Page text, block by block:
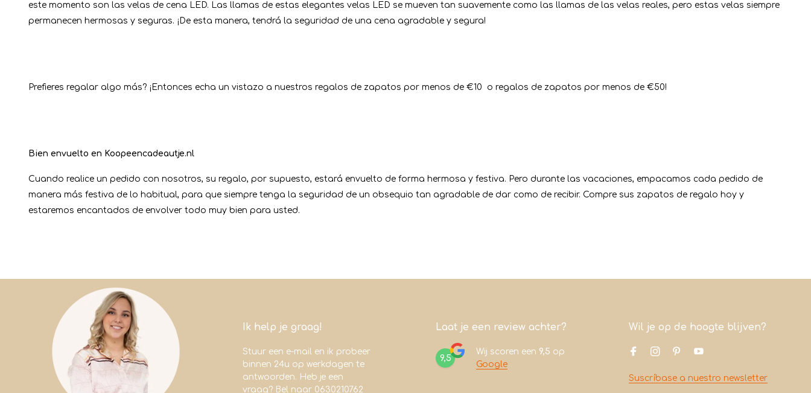
este momento son las velas de cena LED. Las llamas de estas elegantes velas LED se mueven tan suavemente como las llamas de las velas reales, pero estas velas siempre
permanecen hermosas y seguras. ¡De esta manera, tendrá la seguridad de una cena agradable y segura!
Prefieres regalar algo más? ¡Entonces echa un vistazo a nuestros regalos de zapatos por menos de €10 o regalos de zapatos por menos de €50!
Bien envuelto en Koopeencadeautje.nl
Cuando realice un pedido con nosotros, su regalo, por supuesto, estará envuelto de forma hermosa y festiva. Pero durante las vacaciones, empacamos cada pedido de
manera más festiva de lo habitual, para que siempre tenga la seguridad de un obsequio tan agradable de dar como de recibir. Compre sus zapatos de regalo hoy y
estaremos encantados de envolver todo muy bien para usted.
Ik help je graag!
Stuur een e-mail en ik probeer
binnen 24u op werkdagen te
antwoorden. Heb je een
vraag? Bel naar 0630210762
Laat je een review achter?
9,5
Wij scoren een 9,5 op
Google
Wil je op de hoogte blijven?
Suscríbase a nuestro newsletter